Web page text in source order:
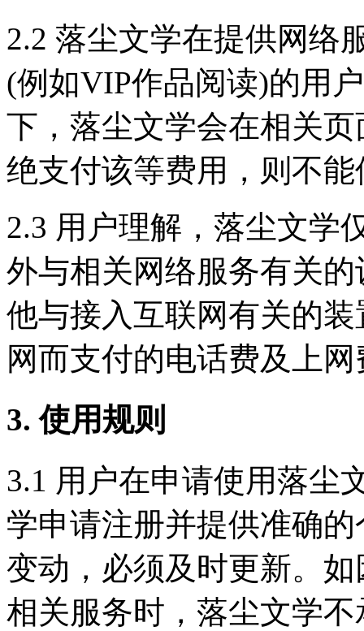
2.2 落尘文学在提供网络
(例如VIP作品阅读)的用
下，落尘文学会在相关
绝支付该等费用，则不
2.3 用户理解，落尘文学
外与相关网络服务有关
他与接入互联网有关的
网而支付的电话费及上
3. 使用规则
3.1 用户在申请使用落尘
学申请注册并提供准确
变动，必须及时更新。
相关服务时，落尘文学